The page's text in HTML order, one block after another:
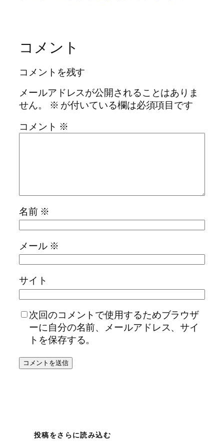
コメント
コメントを残す
メールアドレスが公開されることはありま
せん。
※ が付いている欄は必須項目です
コメント ※
名前 ※
メール ※
サイト
次回のコメントで使用するためブラウザ
ーに自分の名前、メールアドレス、サイ
トを保存する。
投稿をさらに読み込む